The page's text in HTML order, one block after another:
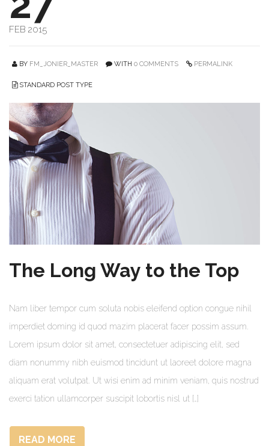
FEB 2015
BY FM_JONIER_MASTER WITH 0 COMMENTS PERMALINK
STANDARD POST TYPE
The Long Way to the Top
Nam liber tempor cum soluta nobis eleifend option congue nihil
imperdiet doming id quod mazim placerat facer possim assum.
Lorem ipsum dolor sit amet, consectetuer adipiscing elit, sed
diam nonummy nibh euismod tincidunt ut laoreet dolore magna
aliquam erat volutpat. Ut wisi enim ad minim veniam, quis nostrud
exerci tation ullamcorper suscipit lobortis nisl ut […]
READ MORE